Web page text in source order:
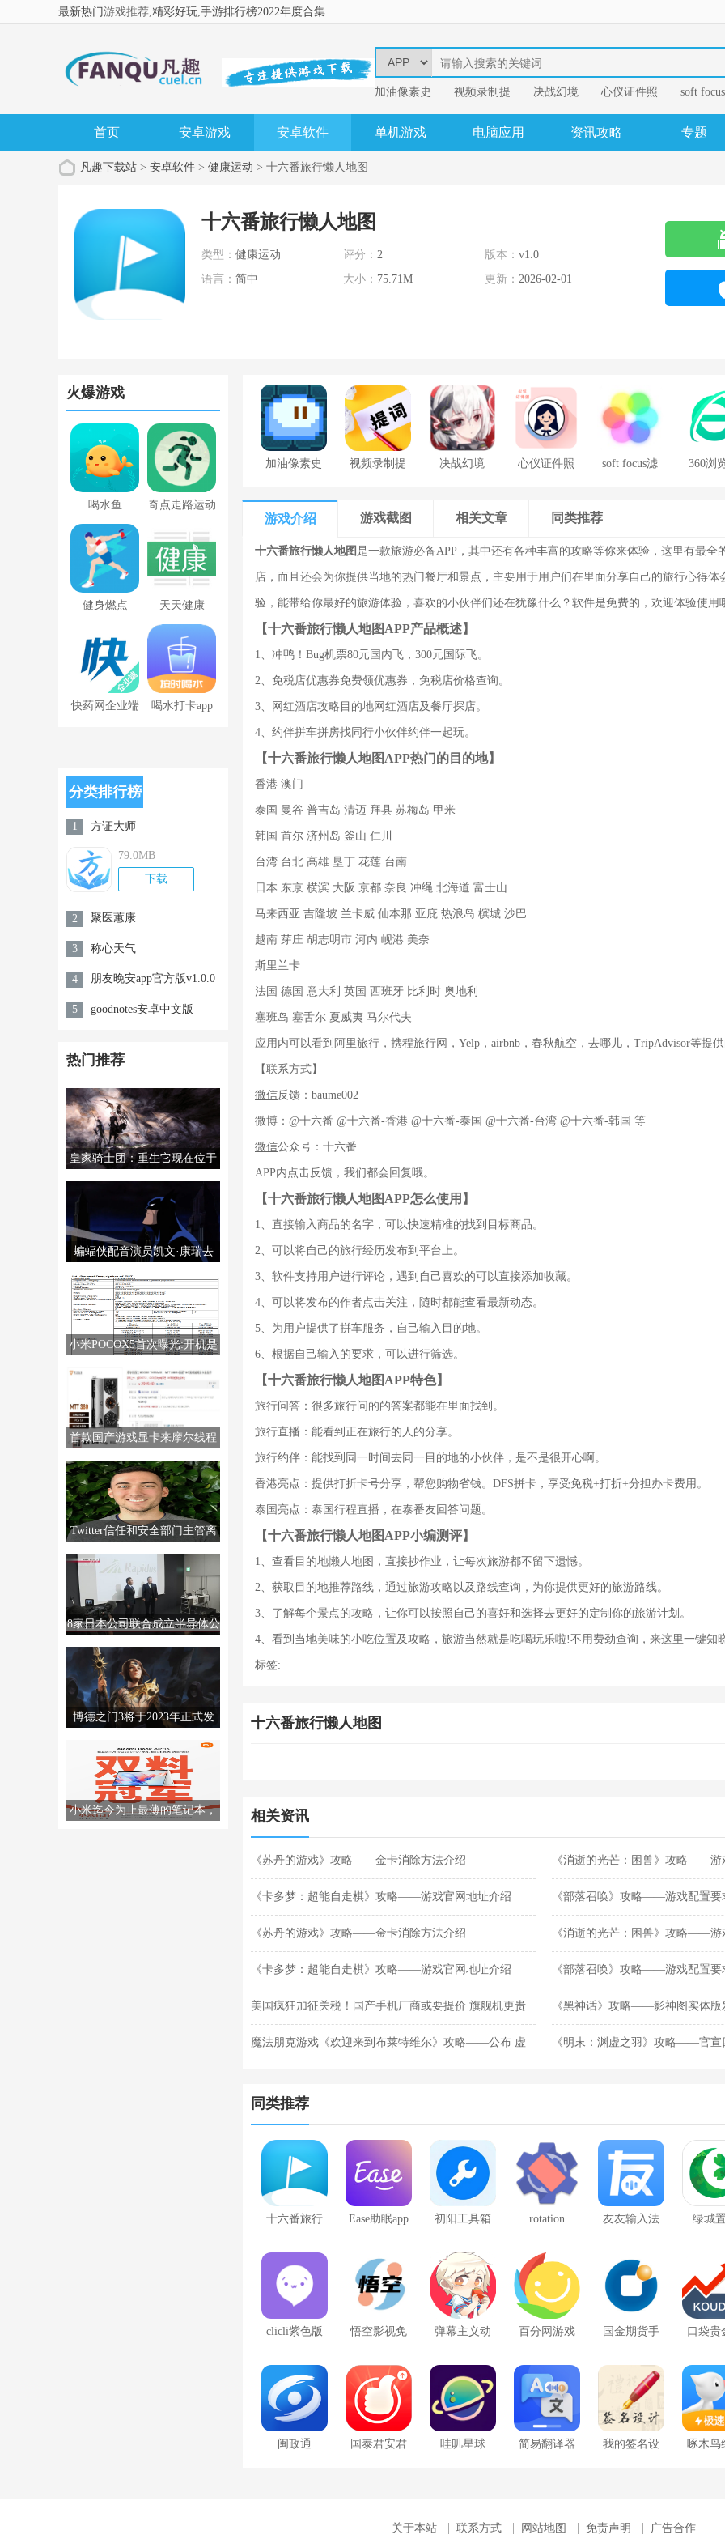
最新热门游戏推荐,精彩好玩,手游排行榜2022年度合集
加油像素史 视频录制提 决战幻境 心仪证件照
soft focus
幂果音频格
首页 安卓游戏 安卓软件 单机游戏 电脑应用 资讯攻略 专题
凡趣下载站 > 安卓软件 > 健康运动 > 十六番旅行懒人地图
十六番旅行懒人地图
类型： 健康运动 评分： 2 版本： v1.0
语言： 简中 大小： 75.71M 更新： 2026-02-01
火爆游戏
喝水鱼 奇点走路运动
app官方版
v1.0
健身燃点 天天健康
快药网企业端 喝水打卡app
分类排行榜
1 方证大师
79.0MB
下载
2 聚医蕙康
3 称心天气
4 朋友晚安app官方版v1.0.0
5 goodnotes安卓中文版
热门推荐
皇家骑士团：重生它现在位于
PS5/PS4/PC/NS上。
蝙蝠侠配音演员凯文·康瑞去
小米POCOX5首次曝光:开机是
首款国产游戏显卡来摩尔线程
MTTS80，售价2999元。
Twitter信任和安全部门主管离
职，销售经理撤回辞呈
8家日本公司联合成立半导体公
司Rapidus，制造高级芯片。
博德之门3将于2023年正式发
小米迄今为止最薄的笔记本，
加油像素史
新版
视频录制提 决战幻境 心仪证件照 soft focus滤 360浏
游戏介绍 游戏截图 相关文章 同类推荐
十六番旅行懒人地图是一款旅游必备APP，其中还有各种丰富的攻略等你来体验，这里有最全
店，而且还会为你提供当地的热门餐厅和景点，主要用于用户们在里面分享自己的旅行心得体
验，能带给你最好的旅游体验，喜欢的小伙伴们还在犹豫什么？软件是免费的，欢迎体验使用
【十六番旅行懒人地图APP产品概述】
1、冲鸭！Bug机票80元国内飞，300元国际飞。
2、免税店优惠券免费领优惠券，免税店价格查询。
3、网红酒店攻略目的地网红酒店及餐厅探店。
4、约伴拼车拼房找同行小伙伴约伴一起玩。
【十六番旅行懒人地图APP热门的目的地】
香港 澳门
泰国 曼谷 普吉岛 清迈 拜县 苏梅岛 甲米
韩国 首尔 济州岛 釜山 仁川
台湾 台北 高雄 垦丁 花莲 台南
日本 东京 横滨 大阪 京都 奈良 冲绳 北海道 富士山
马来西亚 吉隆坡 兰卡威 仙本那 亚庇 热浪岛 槟城 沙巴
越南 芽庄 胡志明市 河内 岘港 美奈
斯里兰卡
法国 德国 意大利 英国 西班牙 比利时 奥地利
塞班岛 塞舌尔 夏威夷 马尔代夫
应用内可以看到阿里旅行，携程旅行网，Yelp，airbnb，春秋航空，去哪儿，TripAdvisor等提
【联系方式】
微信反馈：baume002
微博：@十六番 @十六番-香港 @十六番-泰国 @十六番-台湾 @十六番-韩国 等
微信公众号：十六番
APP内点击反馈，我们都会回复哦。
【十六番旅行懒人地图APP怎么使用】
1、直接输入商品的名字，可以快速精准的找到目标商品。
2、可以将自己的旅行经历发布到平台上。
3、软件支持用户进行评论，遇到自己喜欢的可以直接添加收藏。
4、可以将发布的作者点击关注，随时都能查看最新动态。
5、为用户提供了拼车服务，自己输入目的地。
6、根据自己输入的要求，可以进行筛选。
【十六番旅行懒人地图APP特色】
旅行问答：很多旅行问的的答案都能在里面找到。
旅行直播：能看到正在旅行的人的分享。
旅行约伴：能找到同一时间去同一目的地的小伙伴，是不是很开心啊。
香港亮点：提供打折卡号分享，帮您购物省钱。DFS拼卡，享受免税+打折+分担办卡费用。
泰国亮点：泰国行程直播，在泰番友回答问题。
【十六番旅行懒人地图APP小编测评】
1、查看目的地懒人地图，直接抄作业，让每次旅游都不留下遗憾。
2、获取目的地推荐路线，通过旅游攻略以及路线查询，为你提供更好的旅游路线。
3、了解每个景点的攻略，让你可以按照自己的喜好和选择去更好的定制你的旅游计划。
4、看到当地美味的小吃位置及攻略，旅游当然就是吃喝玩乐啦!不用费劲查询，来这里一键知
标签:
十六番旅行懒人地图
相关资讯
《苏丹的游戏》攻略——金卡消除方法介绍 《消逝的光芒：困兽》攻略——游
《卡多梦：超能自走棋》攻略——游戏官网地址介绍 《部落召唤》攻略——游戏配置要
《苏丹的游戏》攻略——金卡消除方法介绍 《消逝的光芒：困兽》攻略——游
《卡多梦：超能自走棋》攻略——游戏官网地址介绍 《部落召唤》攻略——游戏配置要
美国疯狂加征关税！国产手机厂商或要提价 旗舰机更贵 《黑神话》攻略——影神图实体版
版268元
魔法朋克游戏《欢迎来到布莱特维尔》攻略——公布 虚 《明末：渊虚之羽》攻略——官宣
同类推荐
十六番旅行 Ease助眠app 初阳工具箱 rotation 友友输入法 绿城
clicli紫色版 悟空影视免 弹幕主义动 百分网游戏 国金期货手 口袋贵
闽政通 国泰君安君 哇叽星球 简易翻译器 我的签名设 啄木鸟
关于本站 联系方式 网站地图 免责声明 广告合作